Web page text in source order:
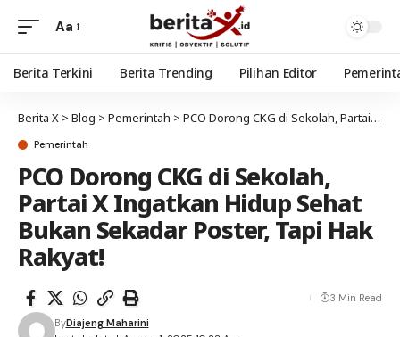
Aa
Berita Terkini Berita Trending Pilihan Editor
Berita X > Blog > Pemerintah > PCO Dorong CKG di Sekolah, Partai X Ingatkan Hidup Sehat Bukan Sekadar Poster, Tapi Hak Rakyat!
Pemerintah
PCO Dorong CKG di Sekolah,
Partai X Ingatkan Hidup Sehat
Bukan Sekadar Poster, Tapi Hak
Rakyat!
ByDiajeng Maharini
3 Min Read